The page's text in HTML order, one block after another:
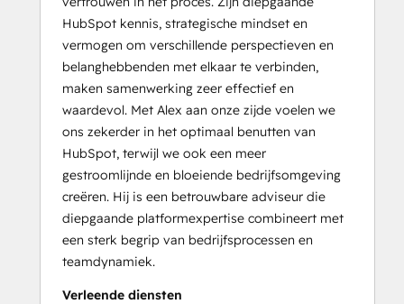
HubSpot kennis, strategische mindset en
vermogen om verschillende perspectieven en
belanghebbenden met elkaar te verbinden,
maken samenwerking zeer effectief en
waardevol. Met Alex aan onze zijde voelen we
ons zekerder in het optimaal benutten van
HubSpot, terwijl we ook een meer
gestroomlijnde en bloeiende bedrijfsomgeving
creëren. Hij is een betrouwbare adviseur die
diepgaande platformexpertise combineert met
een sterk begrip van bedrijfsprocessen en
teamdynamiek.
Verleende diensten